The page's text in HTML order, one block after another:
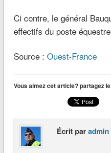
Ci contre, le général
effectifs du poste
Source : Ouest-France
Vous aimez cet article? partagez
Écrit paradmin